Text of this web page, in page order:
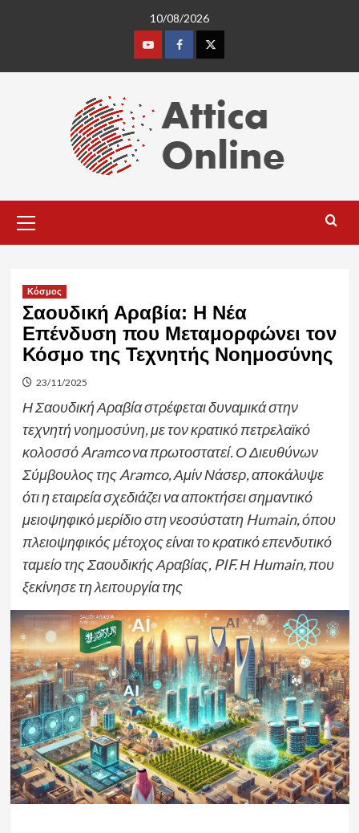
10/08/2026
YoutubeFacebookTwitter
Menu
Κόσμος
Σαουδική Αραβία: Η Νέα
Επένδυση που Μεταμορφώνει τον
Κόσμο της Τεχνητής Νοημοσύνης
23/11/2025
Η Σαουδική Αραβία στρέφεται δυναμικά στην
τεχνητή νοημοσύνη, με τον κρατικό πετρελαϊκό
κολοσσό Aramco να πρωτοστατεί. Ο Διευθύνων
Σύμβουλος της Aramco, Αμίν Νάσερ, αποκάλυψε
ότι η εταιρεία σχεδιάζει να αποκτήσει σημαντικό
μειοψηφικό μερίδιο στη νεοσύστατη Humain, όπου
πλειοψηφικός μέτοχος είναι το κρατικό επενδυτικό
ταμείο της Σαουδικής Αραβίας, PIF. Η Humain, που
ξεκίνησε τη λειτουργία της